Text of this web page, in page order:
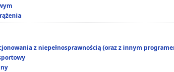
z niepełnosprawnością (oraz z innym